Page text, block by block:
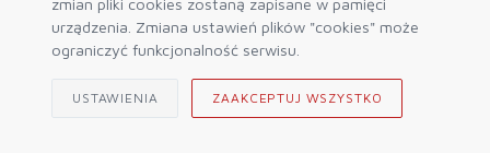
zmian pliki cookies zostaną zapisane w pamięci
urządzenia. Zmiana ustawień plików "cookies" może
ograniczyć funkcjonalność serwisu.
USTAWIENIA ZAAKCEPTUJ WSZYSTKO
DO KOSZYKA